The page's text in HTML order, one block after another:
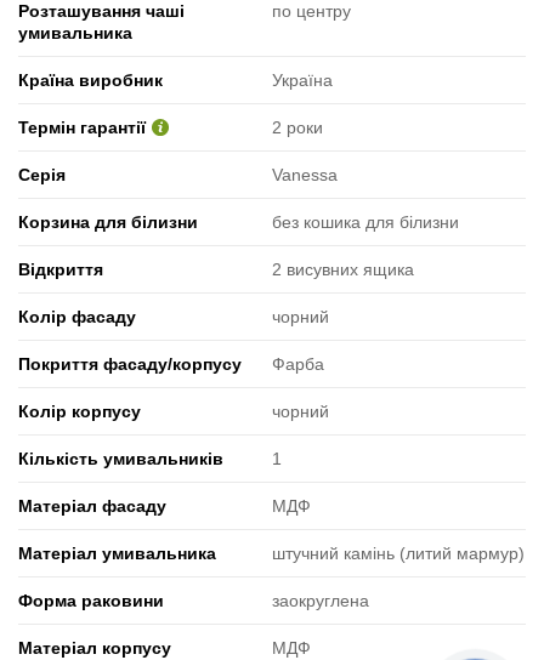
Розташування чаші
умивальника
по центру
Країна виробник Україна
Термін гарантії 2 роки
Серія Vanessa
Корзина для білизни без кошика для білизни
Відкриття 2 висувних ящика
Колір фасаду чорний
Покриття фасаду/корпусу Фарба
Колір корпусу чорний
Кількість умивальників 1
Матеріал фасаду МДФ
Матеріал умивальника штучний камінь (литий мармур)
Форма раковини заокруглена
Матеріал корпусу МДФ